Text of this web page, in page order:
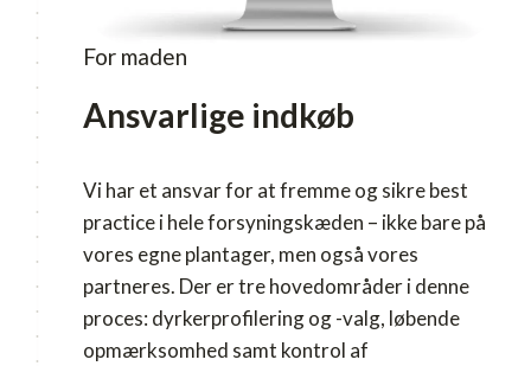
For maden
Ansvarlige indkøb
Vi har et ansvar for at fremme og sikre best
practice i hele forsyningskæden – ikke bare på
vores egne plantager, men også vores
partneres. Der er tre hovedområder i denne
proces: dyrkerprofilering og -valg, løbende
opmærksomhed samt kontrol af